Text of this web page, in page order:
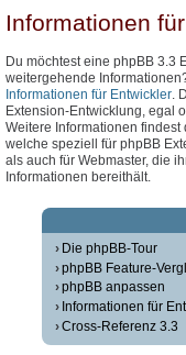
Informationen
Du möchtest eine phpBB 3.3
weitergehende
Informationen für Entwickler .
Extension-Entwicklung, egal
Weitere Informationen
welche speziell für phpBB
als auch für Webmaster, die
Informationen bereithält.
Die phpBB-Tour
phpBB Feature-
phpBB anpassen
Informationen für
Cross-Referenz 3.3